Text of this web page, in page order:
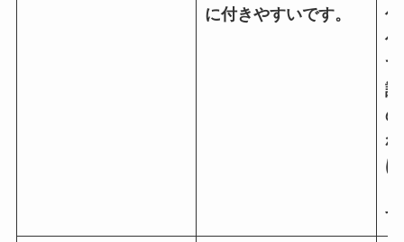
に付きやすいです。